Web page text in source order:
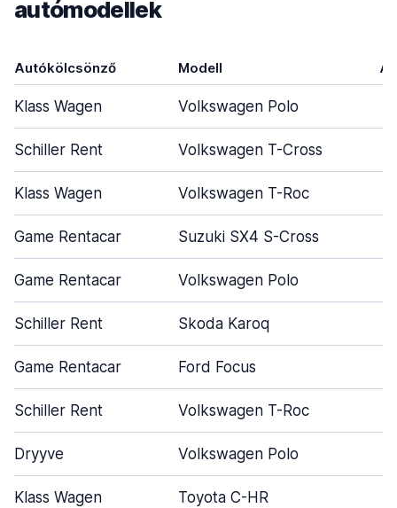
autómodellek
Autókölcsönző Modell
Klass Wagen Volkswagen Polo
Schiller Rent Volkswagen T-Cross
Klass Wagen Volkswagen T-Roc
Game Rentacar Suzuki SX4 S-Cross
Game Rentacar Volkswagen Polo
Schiller Rent Skoda Karoq
Game Rentacar Ford Focus
Schiller Rent Volkswagen T-Roc
Dryyve Volkswagen Polo
Klass Wagen Toyota C-HR